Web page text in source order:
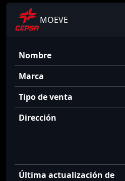
MOEVE
Nombre
Marca
Tipo de venta
Dirección
Última actualización de